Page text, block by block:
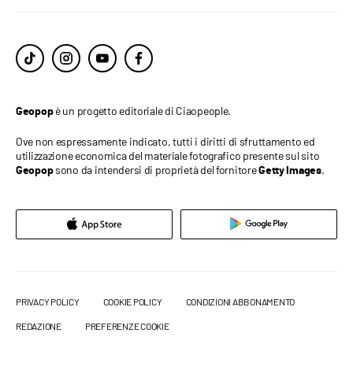
Geopopè un progetto editoriale di Ciaopeople.
Ove non espressamente indicato, tutti i diritti di sfruttamento ed
utilizzazione economica del materiale fotografico presente sul sito
Geopopsono da intendersi di proprietà del fornitoreGetty Images.
PRIVACY POLICY COOKIE POLICY CONDIZIONI ABBONAMENTO
REDAZIONE PREFERENZE COOKIE